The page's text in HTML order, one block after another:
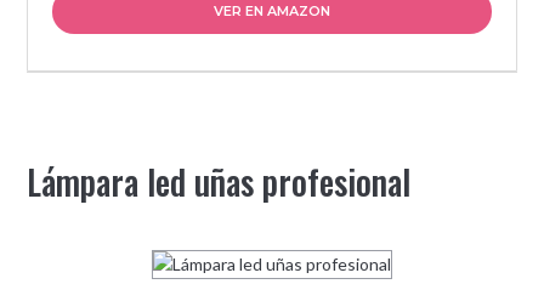
VER EN AMAZON
Lámpara led uñas profesional